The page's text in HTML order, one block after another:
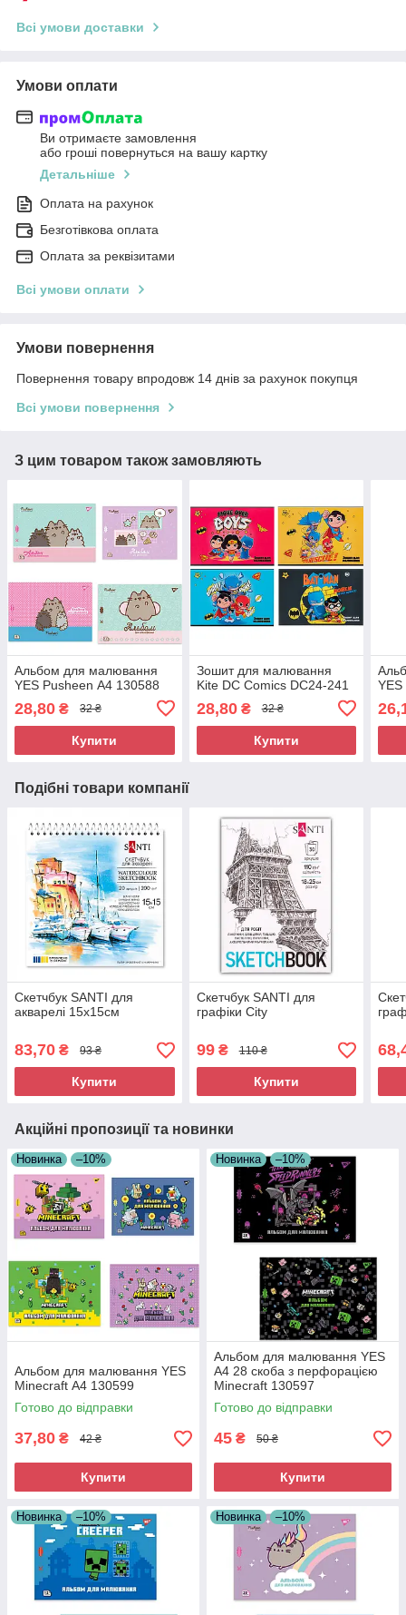
Всі умови доставки
Умови оплати
Ви отримаєте замовлення
або гроші повернуться на вашу картку
Детальніше
Оплата на рахунок
Безготівкова оплата
Оплата за реквізитами
Всі умови оплати
Умови повернення
Повернення товару впродовж 14 днів за рахунок покупця
Всі умови повернення
З цим товаром також замовляють
Альбом для малювання
YES Pusheen А4 130588
28,80 ₴ 32 ₴
Купити
Зошит для малювання
Kite DC Comics DC24-241
28,80₴ 32 ₴
Купити
Подібні товари компанії
Скетчбук SANTI для
акварелі 15х15см
83,70 ₴ 93 ₴
Купити
Скетчбук SANTI для
графіки City
99₴ 110 ₴
Купити
Акційні пропозиції та новинки
Новинка –10%
Альбом для малювання YES
Minecraft А4 130599
Готово до відправки
37,80 ₴ 42 ₴
Купити
Новинка –10%
Альбом для малювання YES
А4 28 скоба з перфорацією
Minecraft 130597
Готово до відправки
45 ₴ 50 ₴
Купити
Новинка –10% Новинка –10%